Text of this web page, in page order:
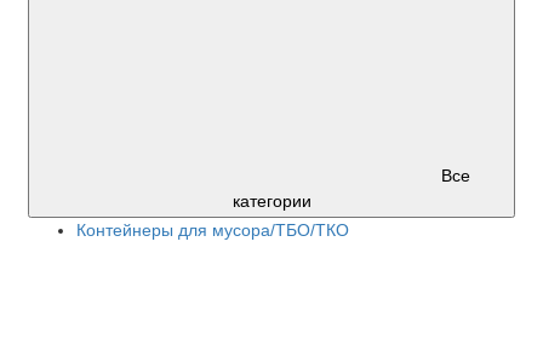
Все
категории
Контейнеры для мусора/ТБО/ТКО